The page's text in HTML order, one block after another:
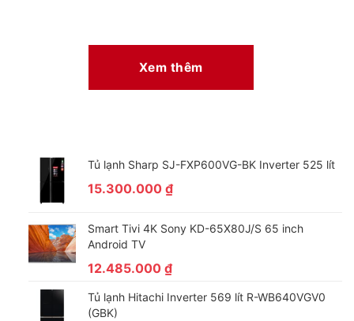
Xem thêm
Tủ lạnh Sharp SJ-FXP600VG-BK Inverter 525 lít
15.300.000 ₫
Smart Tivi 4K Sony KD-65X80J/S 65 inch
Android TV
12.485.000 ₫
Tủ lạnh Hitachi Inverter 569 lít R-WB640VGV0
(GBK)